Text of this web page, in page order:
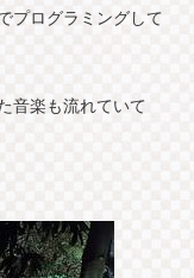
プログラミングして
音楽も流れていて